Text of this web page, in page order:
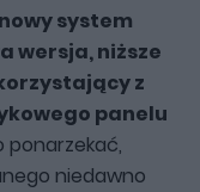
system
wersja, niższe
z
panelu
ponarzekać,
niedawno